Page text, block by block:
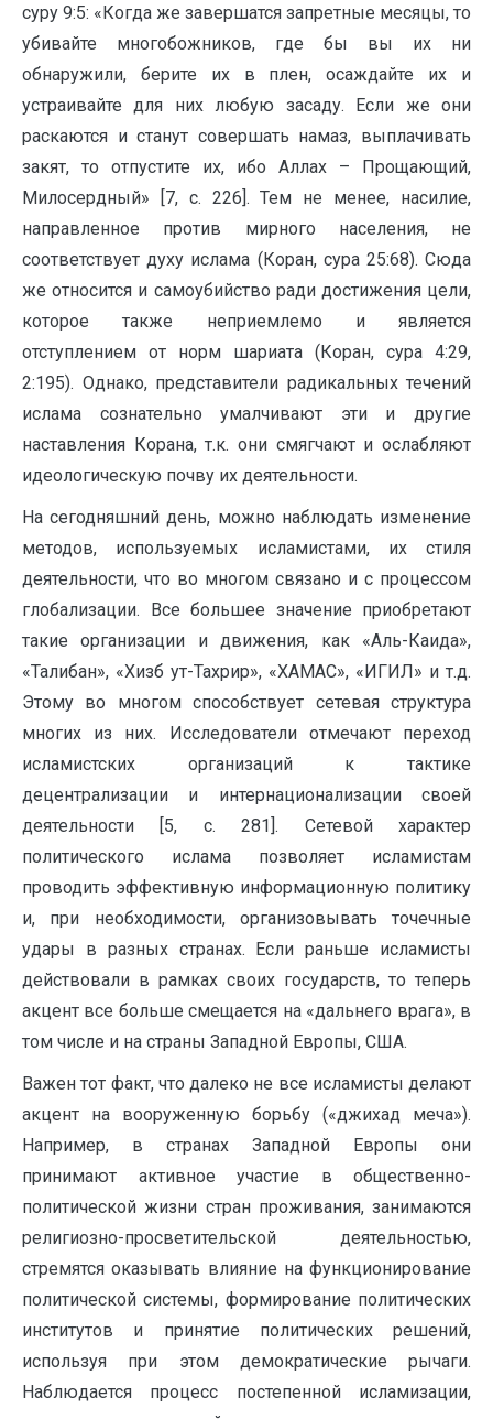
суру 9:5: «Когда же завершатся запретные месяцы, то
убивайте многобожников, где бы вы их ни
обнаружили, берите их в плен, осаждайте их и
устраивайте для них любую засаду. Если же они
раскаются и станут совершать намаз, выплачивать
закят, то отпустите их, ибо Аллах – Прощающий,
Милосердный» [7, c. 226]. Тем не менее, насилие,
направленное против мирного населения, не
соответствует духу ислама (Коран, сура 25:68). Сюда
же относится и самоубийство ради достижения цели,
которое также неприемлемо и является
отступлением от норм шариата (Коран, сура 4:29,
2:195). Однако, представители радикальных течений
ислама сознательно умалчивают эти и другие
наставления Корана, т.к. они смягчают и ослабляют
идеологическую почву их деятельности.
На сегодняшний день, можно наблюдать изменение
методов, используемых исламистами, их стиля
деятельности, что во многом связано и с процессом
глобализации. Все большее значение приобретают
такие организации и движения, как «Аль-Каида»,
«Талибан», «Хизб ут-Тахрир», «ХАМАС», «ИГИЛ» и т.д.
Этому во многом способствует сетевая структура
многих из них. Исследователи отмечают переход
исламистских организаций к тактике
децентрализации и интернационализации своей
деятельности [5, c. 281]. Сетевой характер
политического ислама позволяет исламистам
проводить эффективную информационную политику
и, при необходимости, организовывать точечные
удары в разных странах. Если раньше исламисты
действовали в рамках своих государств, то теперь
акцент все больше смещается на «дальнего врага», в
том числе и на страны Западной Европы, США.
Важен тот факт, что далеко не все исламисты делают
акцент на вооруженную борьбу («джихад меча»).
Например, в странах Западной Европы они
принимают активное участие в общественно-
политической жизни стран проживания, занимаются
религиозно-просветительской деятельностью,
стремятся оказывать влияние на функционирование
политической системы, формирование политических
институтов и принятие политических решений,
используя при этом демократические рычаги.
Наблюдается процесс постепенной исламизации,